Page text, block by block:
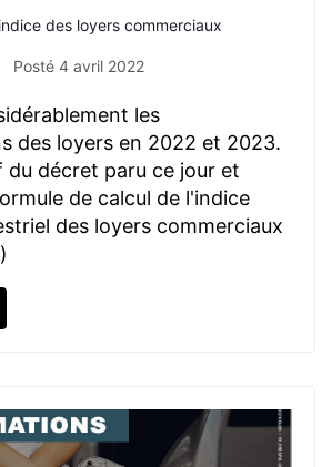
des loyers commerciaux
Posté 4 avril 2022
les
des loyers en 2022 et 2023.
du décret paru ce jour et
de calcul de l'indice
des loyers commerciaux